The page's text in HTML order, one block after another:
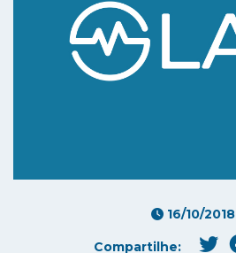
16/10/2018
Compartilhe: